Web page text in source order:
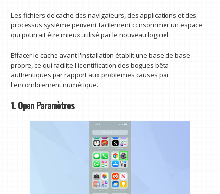
Les fichiers de cache des navigateurs, des applications et des
processus système peuvent facilement consommer un espace
qui pourrait être mieux utilisé par le nouveau logiciel.
Effacer le cache avant l'installation établit une base de base
propre, ce qui facilite l'identification des bogues bêta
authentiques par rapport aux problèmes causés par
l'encombrement numérique.
1. Open Paramètres